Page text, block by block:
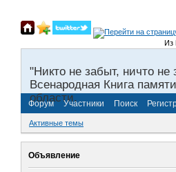
Из
"Никто не забыт, ничто не
Всенародная Книга
области.
Форум Участники Поиск
Активные темы
Объявление